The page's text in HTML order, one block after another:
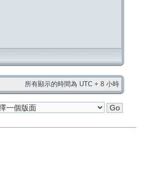
所有顯示的時間為 UTC + 8 小時